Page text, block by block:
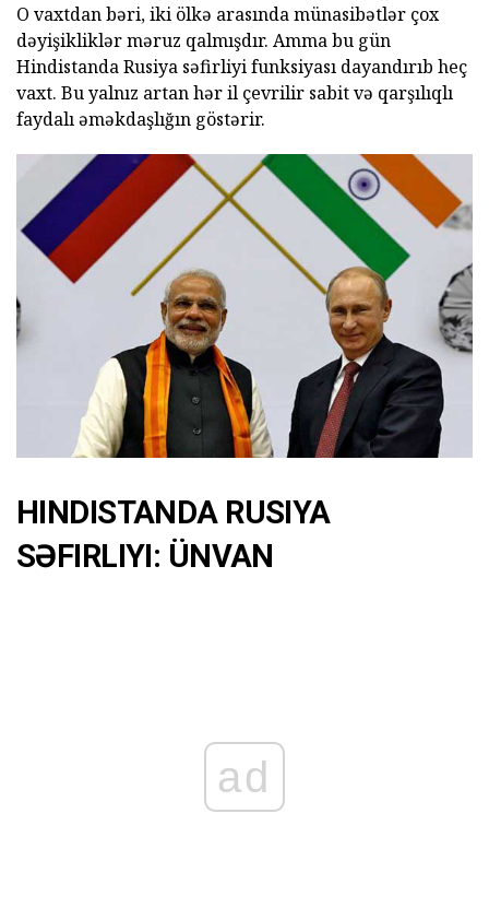
O vaxtdan bəri, iki ölkə arasında münasibətlər çox
dəyişikliklər məruz qalmışdır. Amma bu gün
Hindistanda Rusiya səfirliyi funksiyası dayandırıb heç
vaxt. Bu yalnız artan hər il çevrilir sabit və qarşılıqlı
faydalı əməkdaşlığın göstərir.
HINDISTANDA RUSIYA
SƏFIRLIYI: ÜNVAN
ad